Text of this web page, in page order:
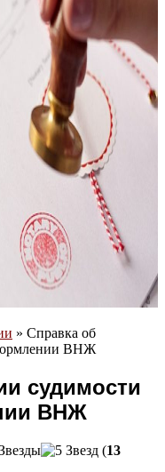
» Справка об
ВНЖ
судимости
ВНЖ
(13